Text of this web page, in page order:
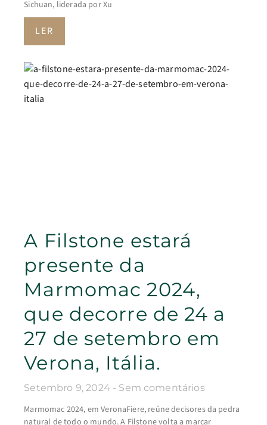
Sichuan, liderada por Xu
LER
A Filstone estará
presente da
Marmomac 2024,
que decorre de 24 a
27 de setembro em
Verona, Itália.
Setembro 9, 2024 Sem comentários
Marmomac 2024, em VeronaFiere, reúne decisores da pedra
natural de todo o mundo. A Filstone volta a marcar